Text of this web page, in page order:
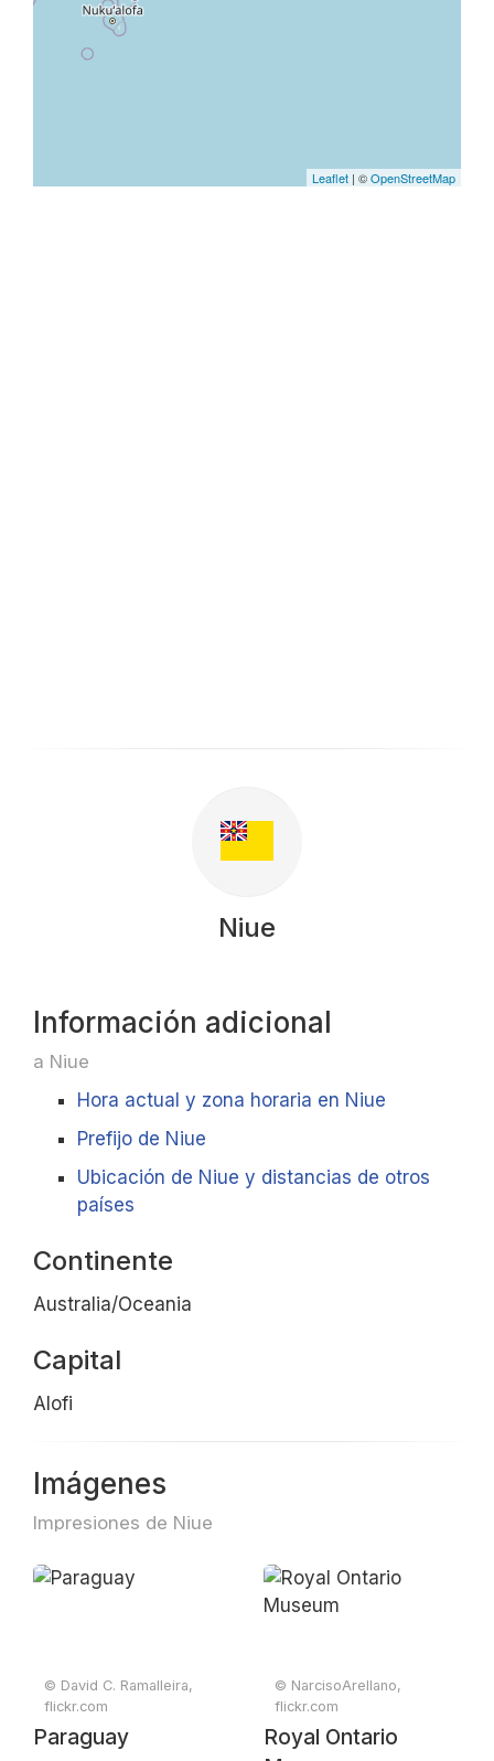
Leaflet | ©OpenStreetMap
Niue
Información adicional
a Niue
Hora actual y zona horaria en Niue
Prefijo de Niue
Ubicación de Niue y distancias de otros
países
Continente
Australia/Oceania
Capital
Alofi
Imágenes
Impresiones de Niue
© David C. Ramalleira,
flickr.com
Paraguay
© NarcisoArellano,
flickr.com
Royal Ontario